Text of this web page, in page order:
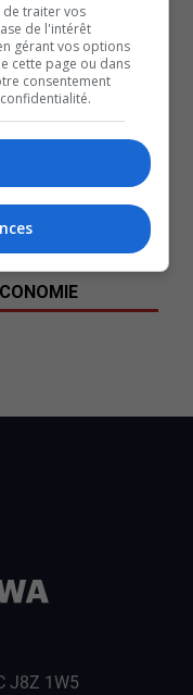
de ressources
une situation extra
pour justement
C’est-à-dire
sont en
NOTRE
J8Z 1W5
de traiter vos
de l'intérêt
gérant vos options
cette page ou dans
consentement